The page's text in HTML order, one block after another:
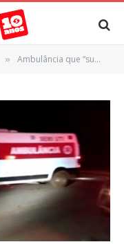
» Ambulância que “sumiu do radar” é encontrada atolada em vala com paciente grave de Covid